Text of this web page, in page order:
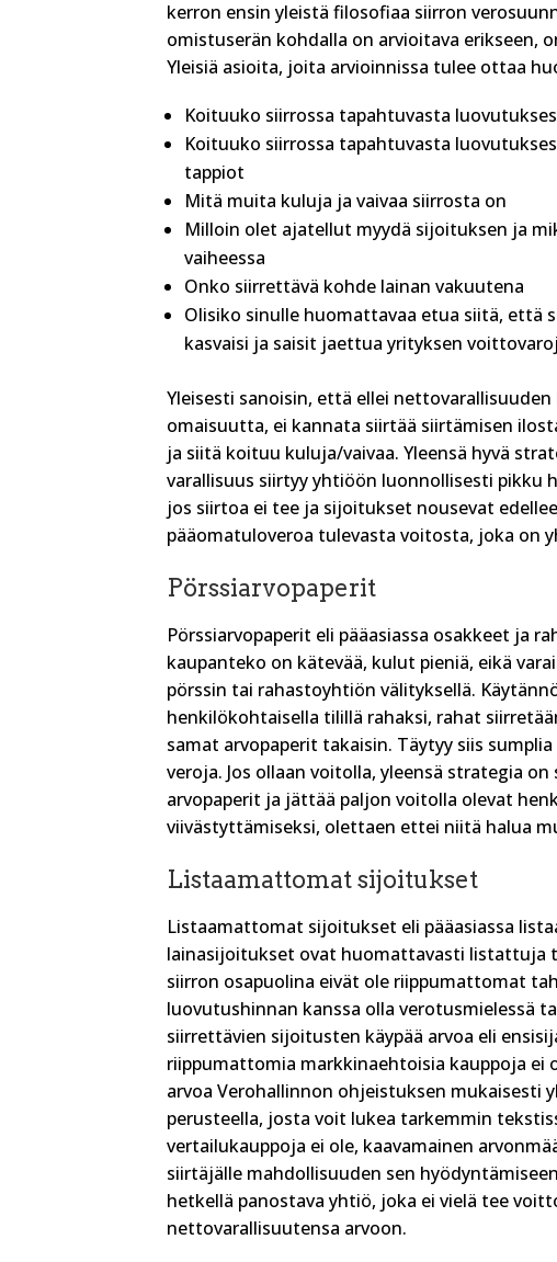
kerron ensin yleistä filosofiaa siirron
omistuserän kohdalla on arvioitava erikseen,
Yleisiä asioita, joita arvioinnissa tulee ottaa
Koituuko siirrossa tapahtuvasta
Koituuko siirrossa tapahtuvasta
tappiot
Mitä muita kuluja ja vaivaa siirrosta on
Milloin olet ajatellut myydä sijoituksen ja
vaiheessa
Onko siirrettävä kohde lainan vakuutena
Olisiko sinulle huomattavaa etua siitä, että
kasvaisi ja saisit jaettua yrityksen
Yleisesti sanoisin, että ellei
omaisuutta, ei kannata siirtää siirtämisen
ja siitä koituu kuluja/vaivaa. Yleensä hyvä
varallisuus siirtyy yhtiöön luonnollisesti pikku
jos siirtoa ei tee ja sijoitukset nousevat
pääomatuloveroa tulevasta voitosta, joka on
Pörssiarvopaperit
Pörssiarvopaperit eli pääasiassa osakkeet ja
kaupanteko on kätevää, kulut pieniä, eikä
pörssin tai rahastoyhtiön välityksellä.
henkilökohtaisella tilillä rahaksi, rahat
samat arvopaperit takaisin. Täytyy siis
veroja. Jos ollaan voitolla, yleensä strategia
arvopaperit ja jättää paljon voitolla olevat
viivästyttämiseksi, olettaen ettei niitä halua
Listaamattomat sijoitukset
Listaamattomat sijoitukset eli pääasiassa
lainasijoitukset ovat huomattavasti listattuja
siirron osapuolina eivät ole riippumattomat
luovutushinnan kanssa olla verotusmielessä
siirrettävien sijoitusten käypää arvoa eli
riippumattomia markkinaehtoisia kauppoja ei
arvoa Verohallinnon ohjeistuksen mukaisesti
perusteella, josta voit lukea tarkemmin
vertailukauppoja ei ole, kaavamainen
siirtäjälle mahdollisuuden sen
hetkellä panostava yhtiö, joka ei vielä tee
nettovarallisuutensa arvoon.